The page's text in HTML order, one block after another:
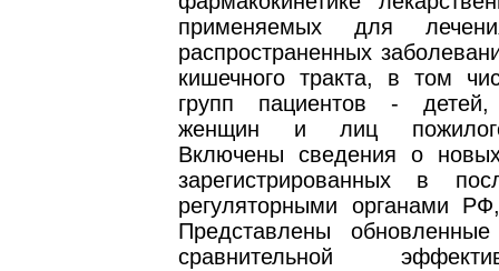
применяемых для
распространенных
кишечного тракта, в том
групп пациентов - детей,
женщин и лиц
Включены сведения о
зарегистрированных в
регуляторными органами
Представлены
сравнительной